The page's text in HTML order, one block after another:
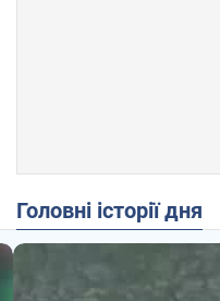
Головні історії дня